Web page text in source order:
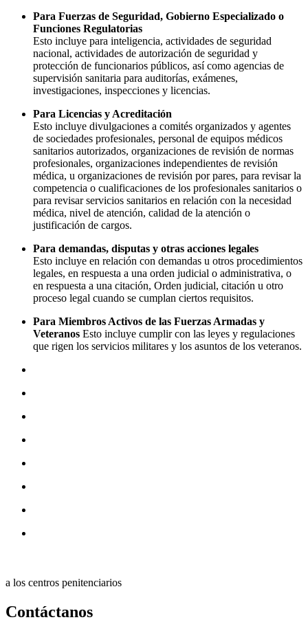
Para Fuerzas de Seguridad, Gobierno Especializado o
Funciones Regulatorias
Esto incluye para inteligencia, actividades de seguridad
nacional, actividades de autorización de seguridad y
protección de funcionarios públicos, así como agencias de
supervisión sanitaria para auditorías, exámenes,
investigaciones, inspecciones y licencias.
Para Licencias y Acreditación
Esto incluye divulgaciones a comités organizados y agentes
de sociedades profesionales, personal de equipos médicos
sanitarios autorizados, organizaciones de revisión de normas
profesionales, organizaciones independientes de revisión
médica, u organizaciones de revisión por pares, para revisar la
competencia o cualificaciones de los profesionales sanitarios o
para revisar servicios sanitarios en relación con la necesidad
médica, nivel de atención, calidad de la atención o
justificación de cargos.
Para demandas, disputas y otras acciones legales
Esto incluye en relación con demandas u otros procedimientos
legales, en respuesta a una orden judicial o administrativa, o
en respuesta a una citación, Orden judicial, citación u otro
proceso legal cuando se cumplan ciertos requisitos.
Para Miembros Activos de las Fuerzas Armadas y
Veteranos Esto incluye cumplir con las leyes y regulaciones
que rigen los servicios militares y los asuntos de los veteranos.
a los centros penitenciarios
Contáctanos